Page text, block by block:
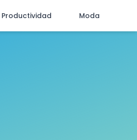
Productividad Moda